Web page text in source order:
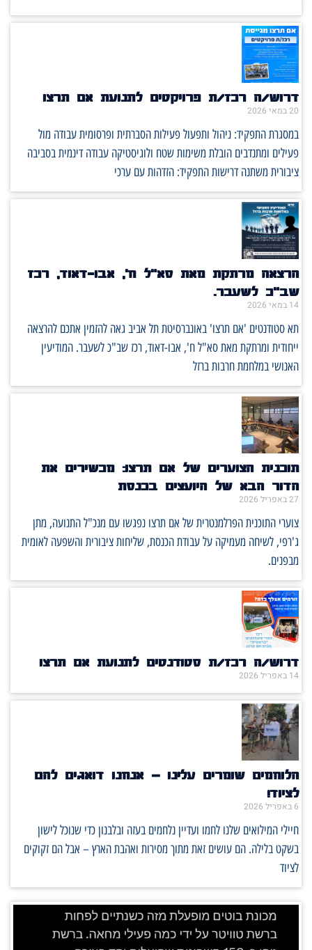
דרוש/ה רכז/ת פרויקטים לתנועת אם תרצו
20 במאי 2026
במסגרת התפקיד: ניהול ותפעול פעילות הסברתית ופרסומית עבודה מול
פעילים ומתנדבים הובלת משימות שטח ולוגיסטיקה עבודה דינמית בסביבה
ציבורית משתנה דרישות התפקיד: הזדהות עם ערכי
הרצאה מרתקת מאת סא"ל ח', אבו-דאוד, רכז
שב"כ לשעבר.
14 במאי 2026
תא סטודנטים 'אם תרצו' באונברסיטת תל אביב גאה להזמין אתכם להרצאה
ייחודית ומרתקת מאת סא"ל ח', אבו-דאוד, רכז שב"כ לשעבר. המודיעין
האנושי במלחמת חרבות ברזל
תוכנית הצוערים של אם תרצו: מכשירים את
הדור הבא של היועצים בכנסת
27 באפריל 2026
צוערי התוכנית הפרלמנטרית של אם תרצו נפגשו עם מנכ"ל התנועה, מתן
ג'רפי, לשיחה מעמיקה על עבודת הכנסת, שליחות ציבורית והשפעה לאומית
מבפנים.
דרוש/ה רכז/ת סטודנטים לתנועת אם תרצו
14 באפריל 2026
הלוחמים שומרים עלינו – אנחנו דואגים להם
לציוד!
6 באפריל 2026
חיילי המילואים שלנו לחמו ועדיין נלחמים בעזה ובלבנון כדי שנוכל לישון
בשקט בלילה. הם עושים זאת מתוך מסירות ואהבת הארץ – אבל הם זקוקים
לציוד